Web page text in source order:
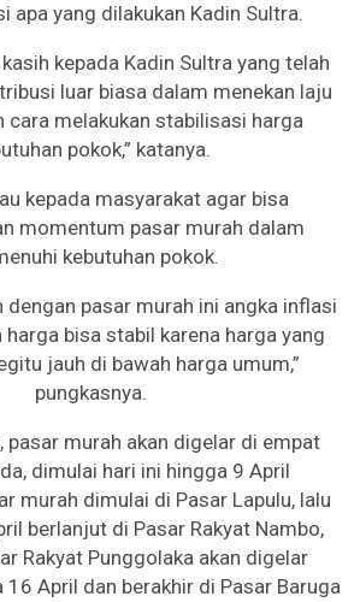
apa yang dilakukan Kadin Sultra.
kepada Kadin Sultra yang telah
luar biasa dalam menekan laju
cara melakukan stabilisasi harga
pokok,” katanya.
kepada masyarakat agar bisa
momentum pasar murah dalam
kebutuhan pokok.
dengan pasar murah ini angka inflasi
bisa stabil karena harga yang
jauh di bawah harga umum,”
pungkasnya.
pasar murah akan digelar di empat
dimulai hari ini hingga 9 April
murah dimulai di Pasar Lapulu, lalu
berlanjut di Pasar Rakyat Nambo,
Rakyat Punggolaka akan digelar
April dan berakhir di Pasar Baruga